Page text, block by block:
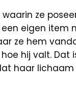
waarin ze
eigen item
ze hem
hij valt. Dat
haar